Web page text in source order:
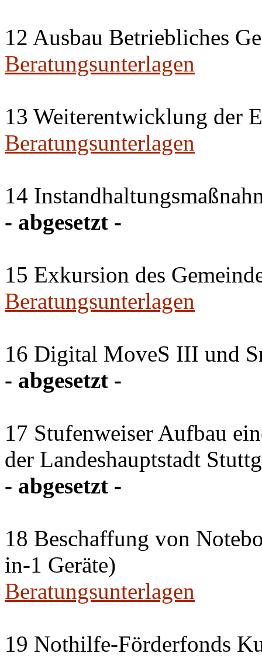
12 Ausbau Betriebliches
Beratungsunterlagen
13 Weiterentwicklung der
Beratungsunterlagen
14
- abgesetzt -
15 Exkursion des
Beratungsunterlagen
16 Digital MoveS III und
- abgesetzt -
17 Stufenweiser Aufbau
der Landeshauptstadt
- abgesetzt -
18 Beschaffung von
in-1 Geräte)
Beratungsunterlagen
19 Nothilfe-Förderfonds